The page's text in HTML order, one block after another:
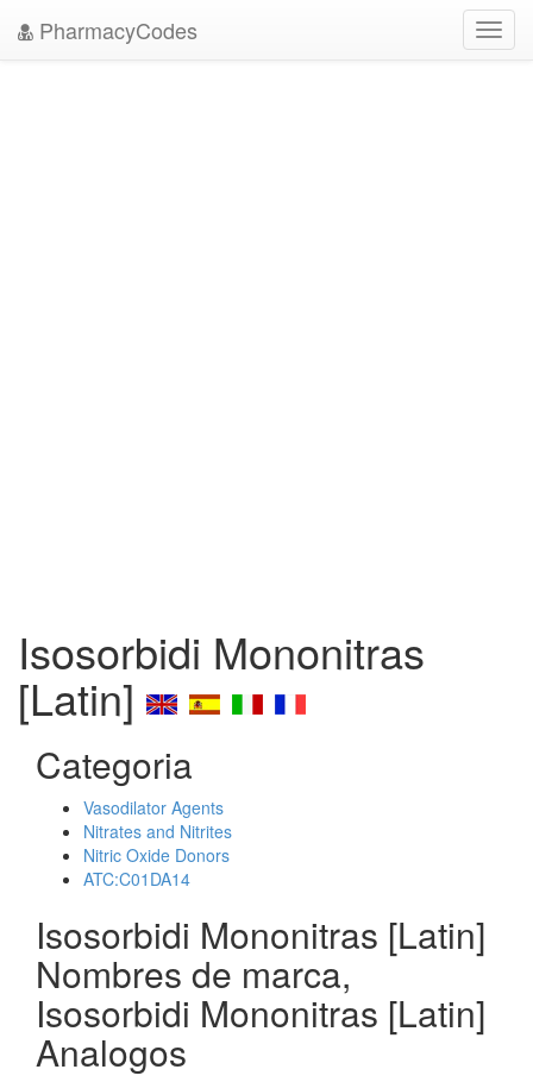
PharmacyCodes
Isosorbidi Mononitras
[Latin]
Categoria
Vasodilator Agents
Nitrates and Nitrites
Nitric Oxide Donors
ATC:C01DA14
Isosorbidi Mononitras [Latin]
Nombres de marca,
Isosorbidi Mononitras [Latin]
Analogos